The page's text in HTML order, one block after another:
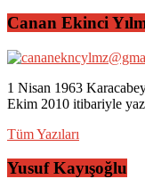
Canan Ekinci
1 Nisan 1963
Ekim 2010 itibariyle
Tüm Yazıları
Yusuf Kayışoğlu